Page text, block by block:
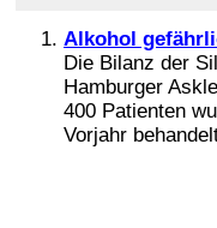
Alkohol
Die Bilanz der
Hamburger
400 Patienten
Vorjahr